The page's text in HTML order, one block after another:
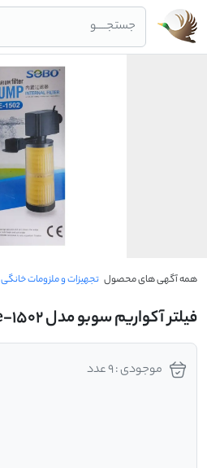
جستجــــو
همه آگهی های محصول تجهیزات و ملزومات خانگی
فیلتر آکواریم سوبو مدل fe-1502
موجودی : 9 عدد